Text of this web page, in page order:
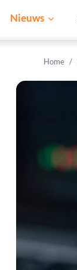
Nieuws
Home